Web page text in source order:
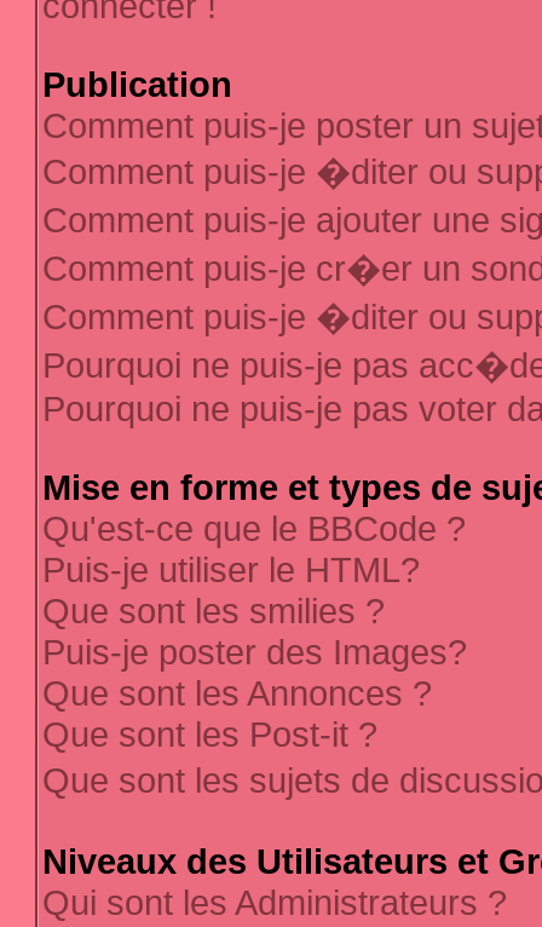
Publication
Comment puis-je poster un
Comment puis-je �diter ou
Comment puis-je ajouter une
Comment puis-je cr�er un
Comment puis-je �diter ou
Pourquoi ne puis-je pas
Pourquoi ne puis-je pas voter
Mise en forme et types de
Qu'est-ce que le BBCode ?
Puis-je utiliser le HTML?
Que sont les smilies ?
Puis-je poster des Images?
Que sont les Annonces ?
Que sont les Post-it ?
Que sont les sujets de
Niveaux des Utilisateurs et
Qui sont les Administrateurs ?